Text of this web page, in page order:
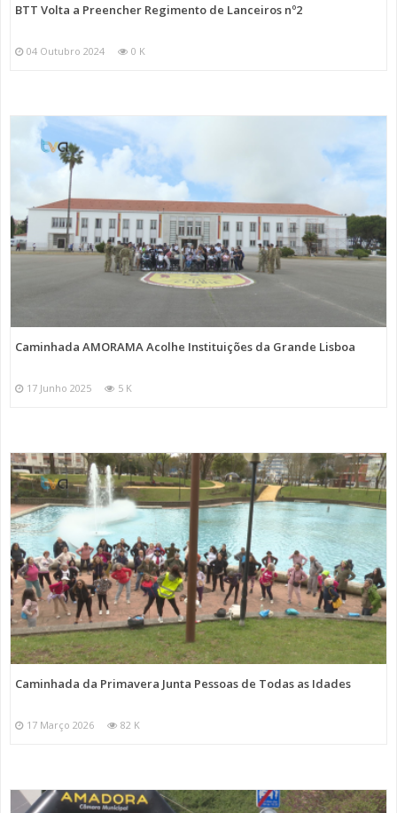
BTT Volta a Preencher Regimento de Lanceiros nº2
04 Outubro 2024 0 K
Caminhada AMORAMA Acolhe Instituições da Grande Lisboa
17 Junho 2025 5 K
Caminhada da Primavera Junta Pessoas de Todas as Idades
17 Março 2026 82 K